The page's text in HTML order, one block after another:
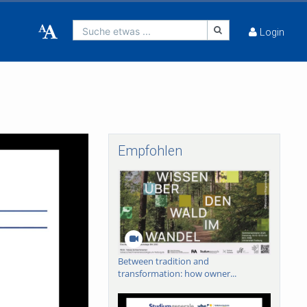
Suche etwas ... Login
Empfohlen
Between tradition and
transformation: how owner...